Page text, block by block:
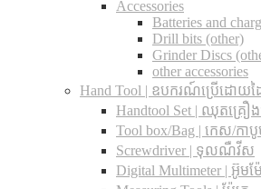
Accessories
Batteries and
Drill bits (other)
Grinder Discs
other accessories
Hand Tool | ឧបករណ៍ប្រើដោយដ
Handtool Set | ឈុតគ្រឿង
Tool box/Bag | កេស/កា
Screwdriver | ទុលណឺវីស
Digital Multimeter | អ៊ូមម៉